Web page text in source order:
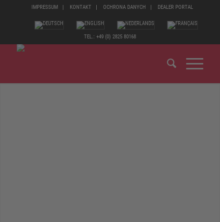
IMPRESSUM KONTAKT OCHRONA DANYCH DEALER PORTAL
TEL.: +49 (0) 2825 80168